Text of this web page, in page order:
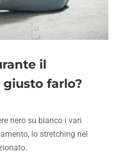
il
farlo?
nero su bianco i vari
lo stretching nel